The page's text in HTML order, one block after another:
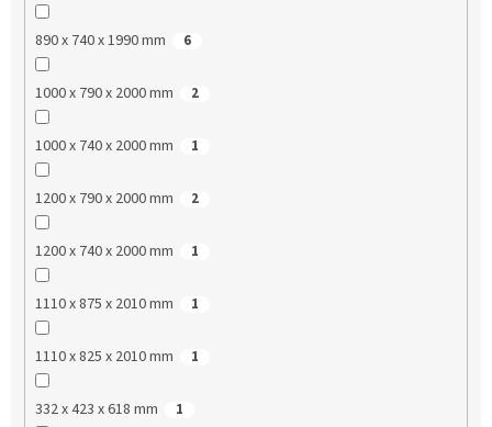
890 x 740 x 1990 mm 6
1000 x 790 x 2000 mm 2
1000 x 740 x 2000 mm 1
1200 x 790 x 2000 mm 2
1200 x 740 x 2000 mm 1
1110 x 875 x 2010 mm 1
1110 x 825 x 2010 mm 1
332 x 423 x 618 mm 1